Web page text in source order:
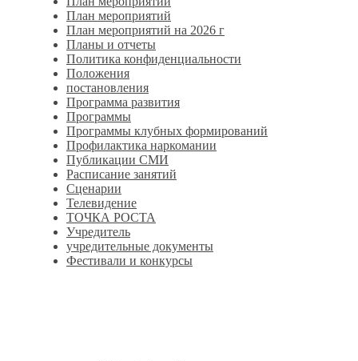
План мероприятий
План мероприятий на 2026 г
Планы и отчеты
Политика конфиденциальности
Положения
постановления
Программа развития
Программы
Программы клубных формирований
Профилактика наркомании
Публикации СМИ
Расписание занятий
Сценарии
Телевидение
ТОЧКА РОСТА
Учредитель
учредительные документы
Фестивали и конкурсы